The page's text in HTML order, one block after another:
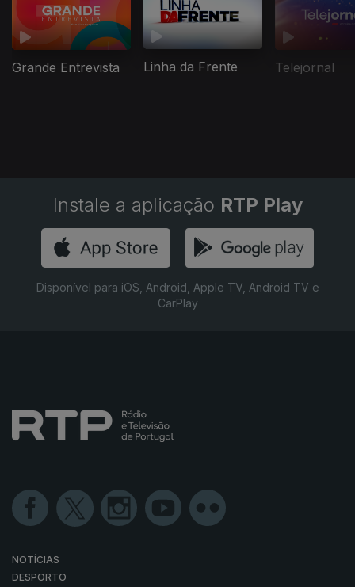
Grande Entrevista Linha da Frente Telejornal
Instale a aplicação RTP Play
Disponível para iOS, Android, Apple TV, Android TV e
CarPlay
NOTÍCIAS
DESPORTO